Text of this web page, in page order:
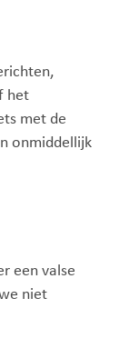
het
met de
onmiddellijk
een valse
niet